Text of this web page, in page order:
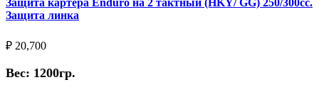
Защита картера Enduro на 2 тактный (HKY/ GG) 250/300cc.
Защита линка
₽ 20,700
Вес: 1200гр.